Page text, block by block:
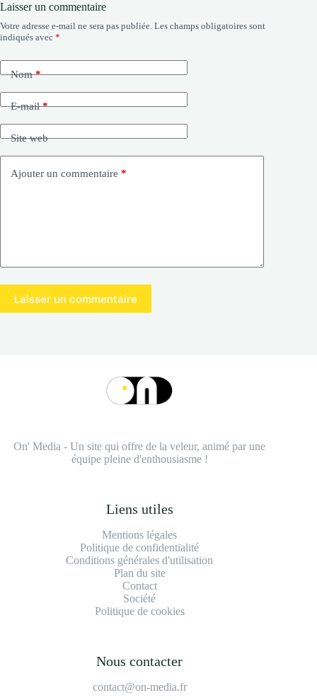
Laisser un commentaire
Votre adresse e-mail ne sera pas publiée. Les champs obligatoires sont
indiqués avec *
Nom*
E-mail*
Site web
Ajouter un commentaire *
Laisser un commentaire
On' Media - Un site qui offre de la veleur, animé par une
équipe pleine d'enthousiasme !
Liens utiles
Mentions légales
Politique de confidentialité
Conditions générales d'utilisation
Plan du site
Contact
Société
Politique de cookies
Nous contacter
contact@on-media.fr